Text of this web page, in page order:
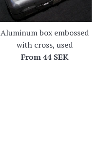
Aluminum box embossed
with cross, used
From44 SEK